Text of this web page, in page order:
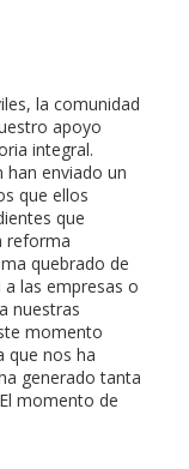
la comunidad
apoyo
integral.
han enviado un
que ellos
que
reforma
quebrado de
las empresas o
nuestras
momento
que nos ha
generado tanta
momento de